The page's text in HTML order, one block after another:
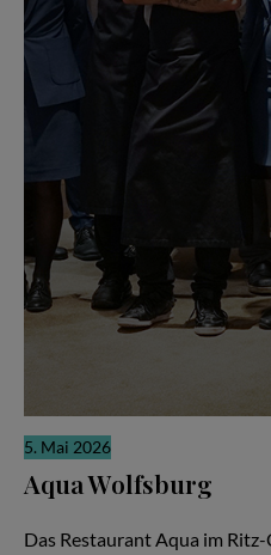
5. Mai 2026
Aqua Wolfsburg
Das Restaurant Aqua im